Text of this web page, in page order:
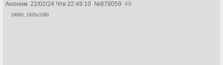
Аноним 22/02/24 Чтв 22:49:10 №878059 49
196Кб, 1920x1080